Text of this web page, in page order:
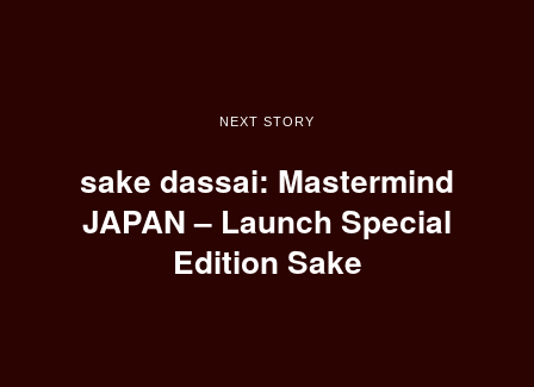
NEXT STORY
sake dassai: Mastermind
JAPAN – Launch Special
Edition Sake